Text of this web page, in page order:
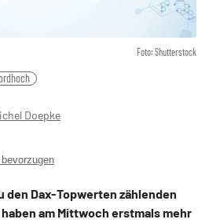
Foto: Shutterstock
Doepke
den Dax-Topwerten zählenden
am Mittwoch erstmals mehr